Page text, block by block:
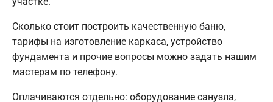
Сколько стоит построить качественную баню,
тарифы на изготовление каркаса, устройство
фундамента и прочие вопросы можно задать нашим
мастерам по телефону.
Оплачиваются отдельно: оборудование санузла,